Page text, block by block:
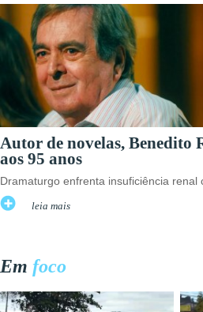
Autor de novelas, Benedito
aos 95 anos
Dramaturgo enfrenta insuficiência renal
leia mais
Em foco